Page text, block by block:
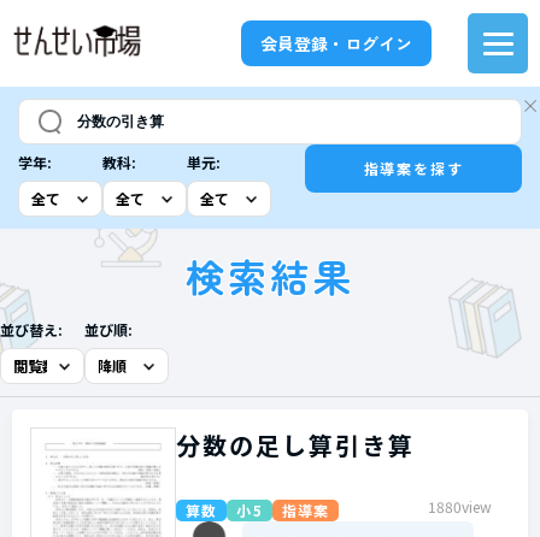
会員登録・ログイン
学年: 教科: 単元: 指導案を探す
検索結果
並び替え: 並び順:
分数の足し算引き算
算数 小5 指導案 1880view